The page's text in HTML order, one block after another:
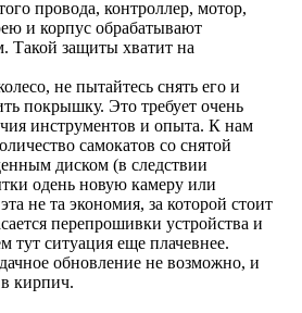
провода, контроллер, мотор,
и корпус обрабатывают
Такой защиты хватит на
не пытайтесь снять его и
покрышку. Это требует очень
инструментов и опыта. К нам
самокатов со снятой
диском (в следствии
одень новую камеру или
не та экономия, за которой стоит
перепрошивки устройства и
тут ситуация еще плачевнее.
обновление не возможно, и
кирпич.